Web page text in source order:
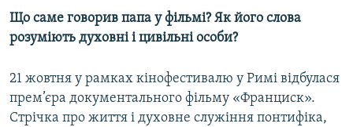
Що саме говорив папа у фільмі? Як його слова
розуміють духовні і цивільні особи?
21 жовтня у рамках кінофестивалю у Римі відбулася
прем’єра документального фільму «Франциск».
Стрічка про життя і духовне служіння понтифіка,